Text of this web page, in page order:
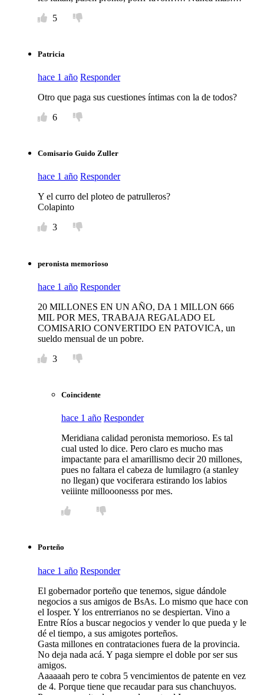
5
Patricia
hace 1 año Responder
Otro que paga sus cuestiones íntimas con la de todos?
6
Comisario Guido Zuller
hace 1 año Responder
Y el curro del ploteo de patrulleros?
Colapinto
3
peronista memorioso
hace 1 año Responder
20 MILLONES EN UN AÑO, DA 1 MILLON 666
MIL POR MES, TRABAJA REGALADO EL
COMISARIO CONVERTIDO EN PATOVICA, un
sueldo mensual de un pobre.
3
Coincidente
hace 1 año Responder
Meridiana calidad peronista memorioso. Es tal
cual usted lo dice. Pero claro es mucho mas
impactante para el amarillismo decir 20 millones,
pues no faltara el cabeza de lumilagro (a stanley
no llegan) que vociferara estirando los labios
veiiinte millooonesss por mes.
Porteño
hace 1 año Responder
El gobernador porteño que tenemos, sigue dándole
negocios a sus amigos de BsAs. Lo mismo que hace con
el Iosper. Y los entrerrianos no se despiertan. Vino a
Entre Ríos a buscar negocios y vender lo que pueda y le
dé el tiempo, a sus amigotes porteños.
Gasta millones en contrataciones fuera de la provincia.
No deja nada acá. Y paga siempre el doble por ser sus
amigos.
Aaaaaah pero te cobra 5 vencimientos de patente en vez
de 4. Porque tiene que recaudar para sus chanchuyos.